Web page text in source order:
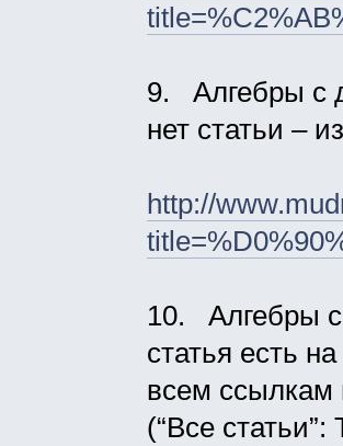
9. Алгебры с
нет статьи –
http://
10. Алгебры с
статья есть
всем ссылкам
(“Все